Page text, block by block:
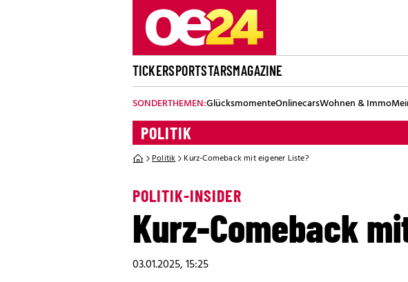
TICKERSPORTSTARSMAGAZINE
SONDERTHEMEN:GlücksmomenteOnlinecarsWohnen & Immo
POLITIK
Politik Kurz-Comeback mit eigener Liste?
POLITIK-INSIDER
Kurz-Comeback
03.01.2025, 15:25